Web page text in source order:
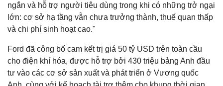
ngắn và hỗ trợ người tiêu dùng trong khi có những trở ngại
lớn: cơ sở hạ tầng vẫn chưa trưởng thành, thuế quan thấp
và chi phí sinh hoạt cao."
Ford đã công bố cam kết trị giá 50 tỷ USD trên toàn cầu
cho điện khí hóa, được hỗ trợ bởi 430 triệu bảng Anh đầu
tư vào các cơ sở sản xuất và phát triển ở Vương quốc